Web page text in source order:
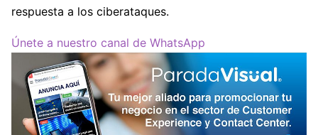
respuesta a los ciberataques.
Únete a nuestro canal de WhatsApp